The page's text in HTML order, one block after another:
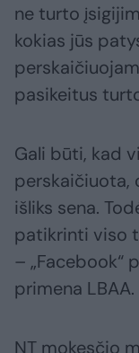
ne turto
kokias jūs
pasikeitus
Gali būti, kad
perskaičiuota,
išliks sena.
patikrinti viso
– „Facebook“
primena LBAA.
NT mokesčio